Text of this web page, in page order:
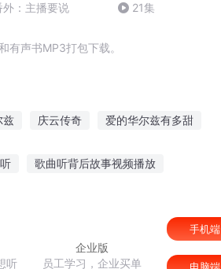
外：主播要说 21集
声书MP3打包下载。
兹 庆云传奇 爱的华尔兹有多甜
歌曲听背后故事视频播放
听
企业版
员工学习，企业买单
手机端